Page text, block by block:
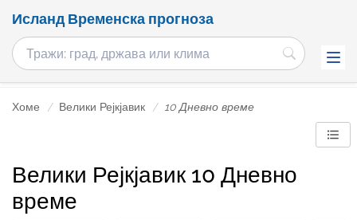
Исланд Временска прогноза
Хоме Велики Рејкјавик 10 Дневно време
Велики Рејкјавик 10 Дневно
време